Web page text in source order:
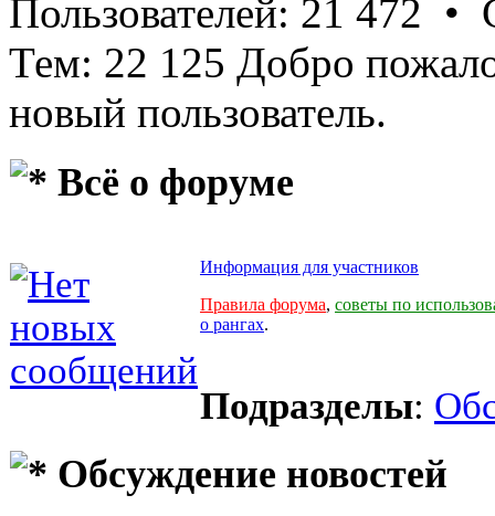
Пользователей: 21 472
Тем: 22 125 Добро
новый пользователь.
Всё о форуме
Информация для участников
Правила форума, советы по
о рангах.
Подразделы:
Обсуждение новостей